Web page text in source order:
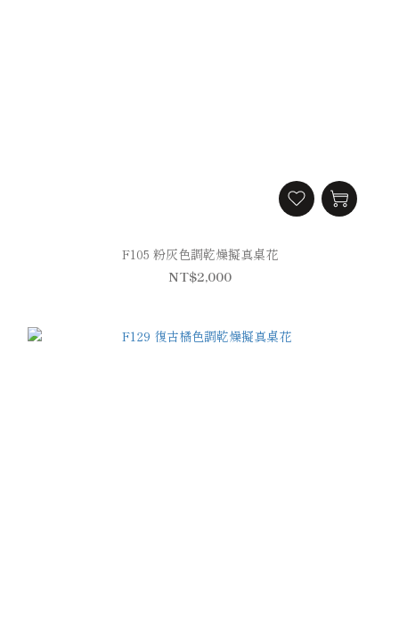
F105 粉灰色調乾燥擬真桌花
NT$2,000